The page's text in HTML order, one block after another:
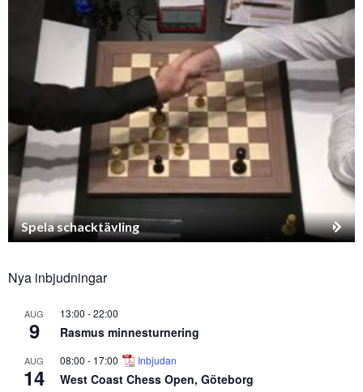
Spela schacktävling
Nya inbjudningar
AUG
9
13:00 -22:00
Rasmus minnesturnering
AUG
14
08:00 - 17:00 Inbjudan
West Coast Chess Open, Göteborg